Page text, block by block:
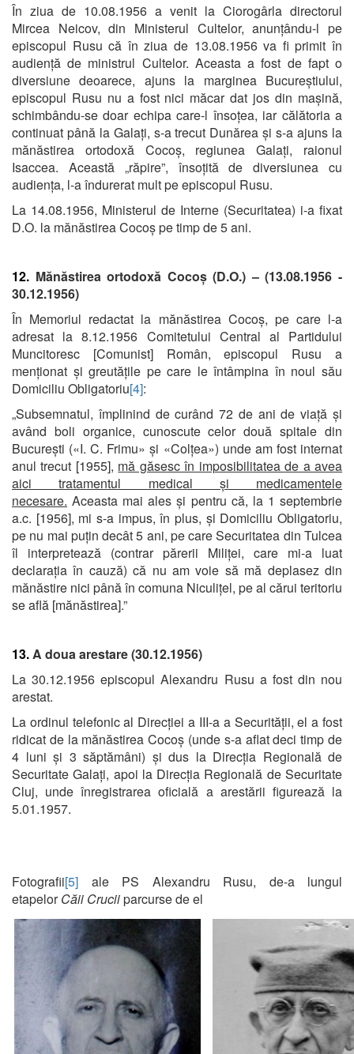
În ziua de 10.08.1956 a venit la Ciorogârla directorul
Mircea Neicov, din Ministerul Cultelor, anunțându-l pe
episcopul Rusu că în ziua de 13.08.1956 va fi primit în
audiență de ministrul Cultelor. Aceasta a fost de fapt o
diversiune deoarece, ajuns la marginea Bucureștiului,
episcopul Rusu nu a fost nici măcar dat jos din mașină,
schimbându-se doar echipa care-l însoțea, iar călătoria a
continuat până la Galați, s-a trecut Dunărea și s-a ajuns la
mănăstirea ortodoxă Cocoș, regiunea Galați, raionul
Isaccea. Această „răpire”, însoțită de diversiunea cu
audiența, l-a îndurerat mult pe episcopul Rusu.
La 14.08.1956, Ministerul de Interne (Securitatea) i-a fixat
D.O. la mănăstirea Cocoș pe timp de 5 ani.
12. Mănăstirea ortodoxă Cocoș (D.O.) – (13.08.1956 -
30.12.1956)
În Memoriul redactat la mănăstirea Cocoș, pe care l-a
adresat la 8.12.1956 Comitetului Central al Partidului
Muncitoresc [Comunist] Român, episcopul Rusu a
menționat și greutățile pe care le întâmpina în noul său
Domiciliu Obligatoriu[4]:
„Subsemnatul, împlinind de curând 72 de ani de viață și
având boli organice, cunoscute celor două spitale din
București («I. C. Frimu» și «Colțea») unde am fost internat
anul trecut [1955], mă găsesc în imposibilitatea de a avea
aici tratamentul medical și medicamentele
necesare. Aceasta mai ales și pentru că, la 1 septembrie
a.c. [1956], mi s-a impus, în plus, și Domiciliu Obligatoriu,
pe nu mai puțin decât 5 ani, pe care Securitatea din Tulcea
îl interpretează (contrar părerii Miliței, care mi-a luat
declarația în cauză) că nu am voie să mă deplasez din
mănăstire nici până în comuna Niculițel, pe al cărui teritoriu
se află [mănăstirea].”
13. A doua arestare (30.12.1956)
La 30.12.1956 episcopul Alexandru Rusu a fost din nou
arestat.
La ordinul telefonic al Direcției a III-a a Securității, el a fost
ridicat de la mănăstirea Cocoș (unde s-a aflat deci timp de
4 luni și 3 săptămâni) și dus la Direcția Regională de
Securitate Galați, apoi la Direcția Regională de Securitate
Cluj, unde înregistrarea oficială a arestării figurează la
5.01.1957.
Fotografii[5] ale PS Alexandru Rusu, de-a lungul
etapelorCăii Cruciiparcurse de el